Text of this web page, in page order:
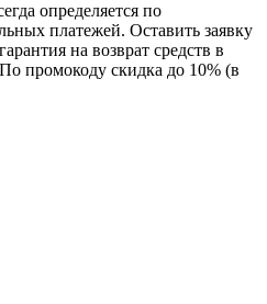
определяется по
платежей. Оставить заявку
на возврат средств в
промокоду скидка до 10% (в